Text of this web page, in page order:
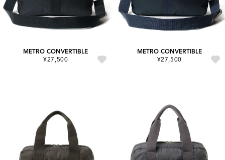
METRO CONVERTIBLE
¥27,500
METRO CONVERTIBLE
¥27,500